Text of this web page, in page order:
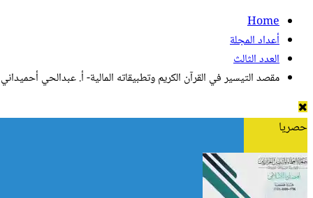
Home
أعداد المجلة
العدد الثالث
مقصد التيسير في القرآن الكريم وتطبيقاته المالية- أ. عبدالحي
حصريا